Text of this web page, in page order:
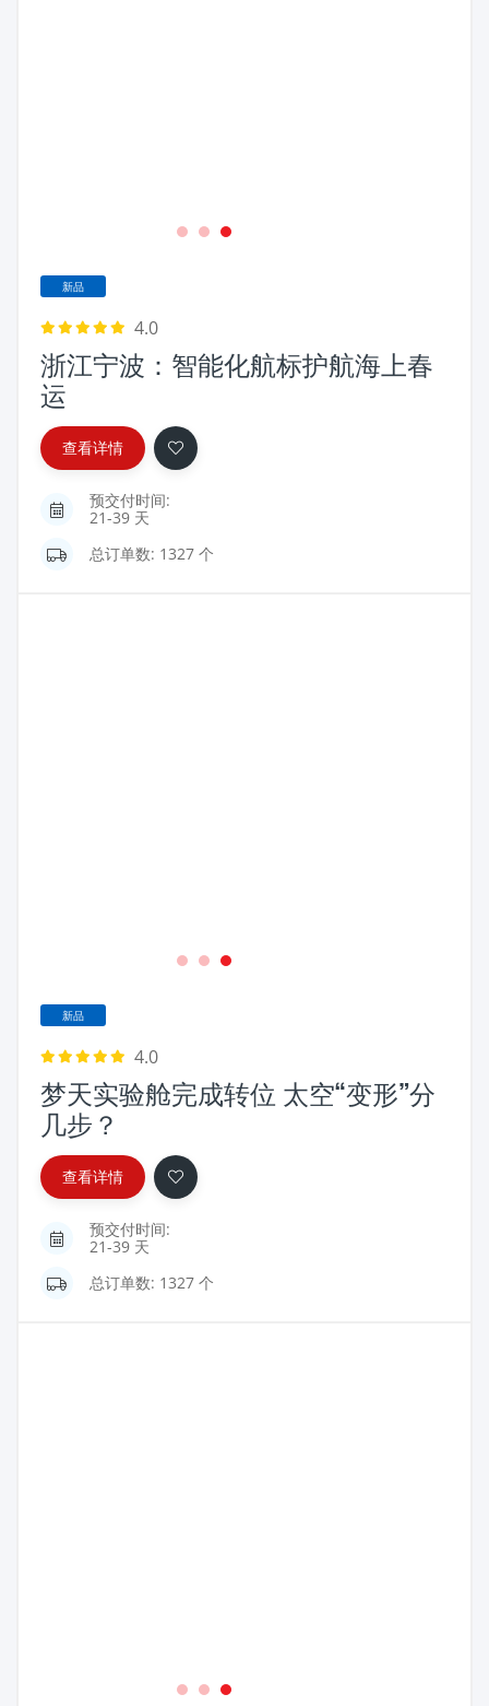
1 2 3
新品
4.0
浙江宁波：智能化航标护航海上春
运
查看详情
预交付时间:
21-39 天
总订单数: 1327 个
1 2 3
新品
4.0
梦天实验舱完成转位 太空“变形”分
几步？
查看详情
预交付时间:
21-39 天
总订单数: 1327 个
1 2 3